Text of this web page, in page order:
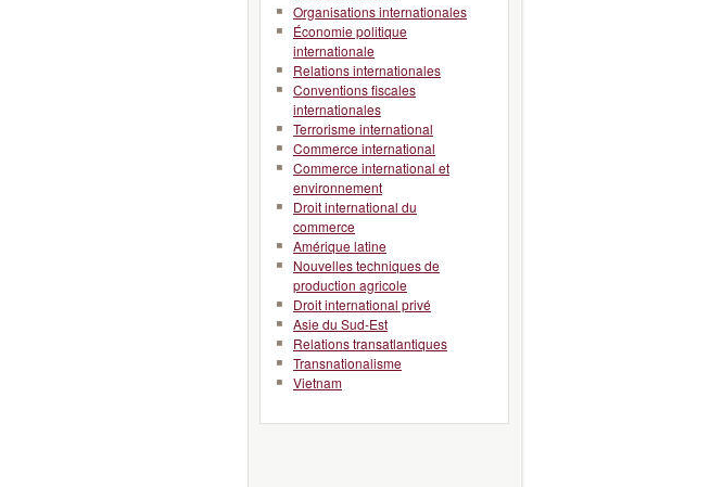
Organisations internationales
Économie politique
internationale
Relations internationales
Conventions fiscales
internationales
Terrorisme international
Commerce international
Commerce international et
environnement
Droit international du
commerce
Amérique latine
Nouvelles techniques de
production agricole
Droit international privé
Asie du Sud-Est
Relations transatlantiques
Transnationalisme
Vietnam